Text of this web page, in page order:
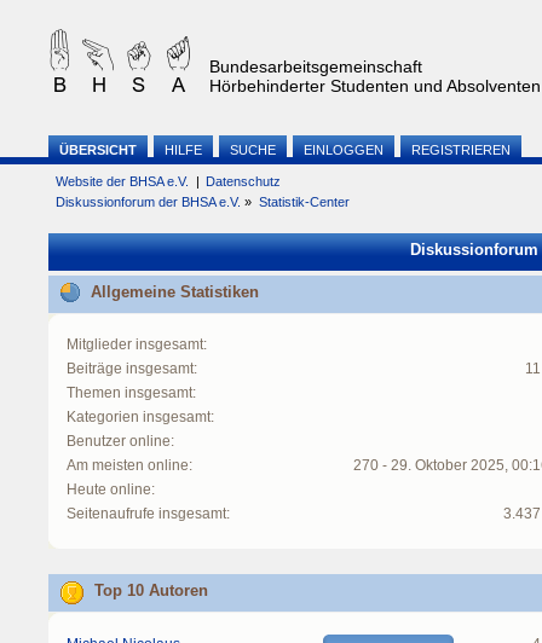
Bundesarbeitsgemeinschaft
Hörbehinderter Studenten und
ÜBERSICHT HILFE SUCHE EINLOGGEN REGISTRIEREN
Website der BHSA e.V. | Datenschutz
Diskussionforum der BHSA e.V. » Statistik-Center
Diskussionforum
Allgemeine Statistiken
Mitglieder insgesamt:
Beiträge insgesamt:
Themen insgesamt:
Kategorien insgesamt:
Benutzer online:
Am meisten online:
270 - 29. Oktober 2025,
Heute online:
Seitenaufrufe insgesamt:
Top 10 Autoren